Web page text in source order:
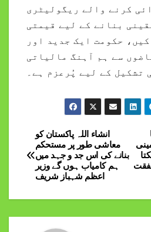
کرنے والے ریگولیٹری
بنانے کے لیے قیمتی
حکومت ایک جدید اور
سے ہم آہنگ مالیاتی
تشکیل کے لیے پُرعزم ہے۔
Post
navigation
انشاء اللہ پاکستان کو
معاشی طور پر مستحکم
بنانے کی اس جد و جہد میں
ہم کامیاب ہوں گے وزیر
اعظم شہباز شریف